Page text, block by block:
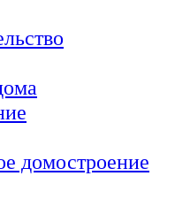
домостроение